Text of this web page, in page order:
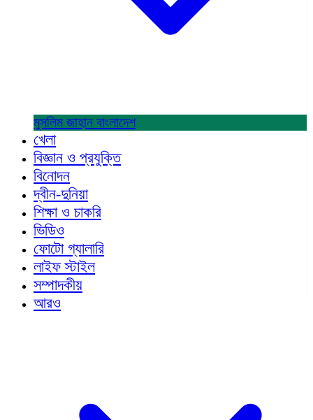
মুসলিম জাহান বাংলাদেশ
খেলা
বিজ্ঞান ও প্রযুক্তি
বিনোদন
দ্বীন-দুনিয়া
শিক্ষা ও চাকরি
ভিডিও
ফোটো গ্যালারি
লাইফ স্টাইল
সম্পাদকীয়
আরও